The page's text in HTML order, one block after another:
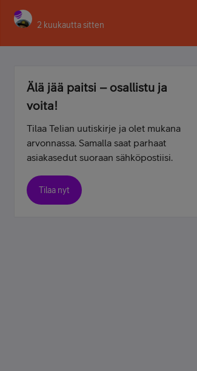
2 kuukautta sitten
Älä jää paitsi – osallistu ja
voita!
Tilaa Telian uutiskirje ja olet mukana
arvonnassa. Samalla saat parhaat
asiakasedut suoraan sähköpostiisi.
Tilaa nyt